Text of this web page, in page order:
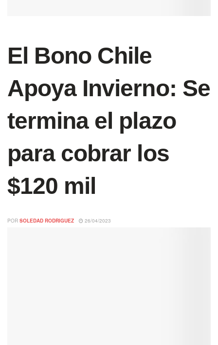
El Bono Chile
Apoya Invierno: Se
termina el plazo
para cobrar los
$120 mil
POR SOLEDAD RODRIGUEZ 26/04/2023